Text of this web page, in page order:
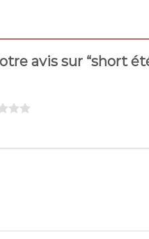
avis sur “short